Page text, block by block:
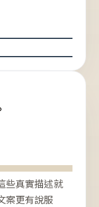
些真實描述就
案更有說服